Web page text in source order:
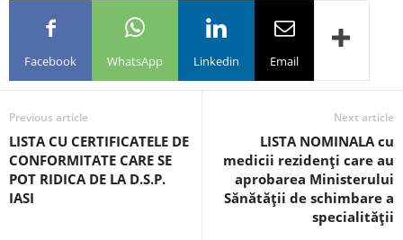
Facebook WhatsApp Linkedin Email
Previous article
LISTA CU CERTIFICATELE DE
CONFORMITATE CARE SE
POT RIDICA DE LA D.S.P.
IASI
Next article
LISTA NOMINALA cu
medicii rezidenţi care au
aprobarea Ministerului
Sănătăţii de schimbare a
specialităţii